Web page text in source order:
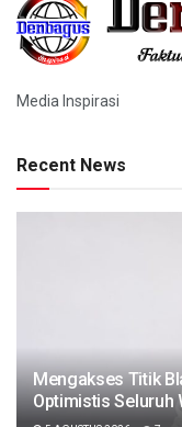
Media Inspirasi
Recent News
Mengakses Titik
Optimistis Seluruh